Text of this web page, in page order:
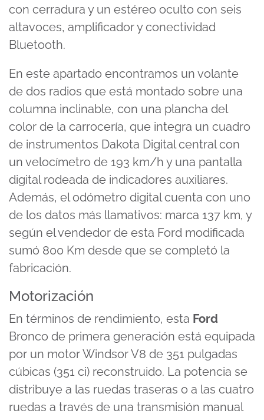
con cerradura y un estéreo oculto con seis
altavoces, amplificador y conectividad
Bluetooth.
En este apartado encontramos un volante
de dos radios que está montado sobre una
columna inclinable, con una plancha del
color de la carrocería, que integra un cuadro
de instrumentos Dakota Digital central con
un velocímetro de 193 km/h y una pantalla
digital rodeada de indicadores auxiliares.
Además, el odómetro digital cuenta con uno
de los datos más llamativos: marca 137 km, y
según el vendedor de esta Ford modificada
sumó 800 Km desde que se completó la
fabricación.
Motorización
En términos de rendimiento, esta Ford
Bronco de primera generación está equipada
por un motor Windsor V8 de 351 pulgadas
cúbicas (351 ci) reconstruido. La potencia se
distribuye a las ruedas traseras o a las cuatro
ruedas a través de una transmisión manual